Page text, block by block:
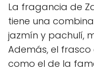
La fragancia de
tiene una
jazmín y pachulí,
Además, el
como el de la